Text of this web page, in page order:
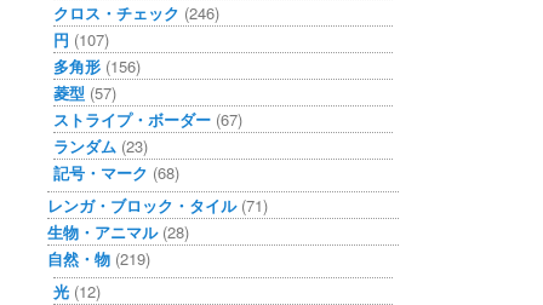
クロス・チェック (246)
円 (107)
多角形 (156)
菱型 (57)
ストライプ・ボーダー (67)
ランダム (23)
記号・マーク (68)
レンガ・ブロック・タイル(71)
生物・アニマル(28)
自然・物 (219)
光 (12)